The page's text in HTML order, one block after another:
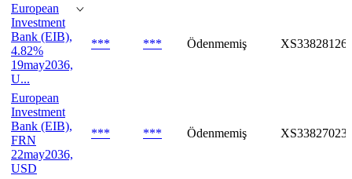
European
Investment
Bank (EIB),
4.82%
19may2036,
U...
*** *** Ödenmemiş
European
Investment
Bank (EIB),
FRN
22may2036,
USD
*** *** Ödenmemiş